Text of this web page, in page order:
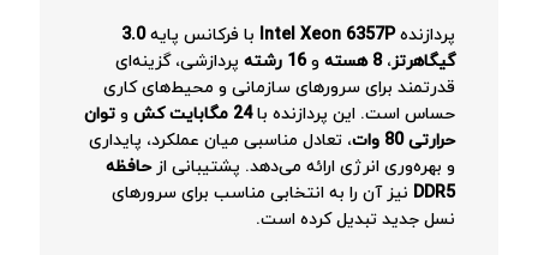
پردازندهIntel Xeon 6357P با فرکانس پایه3.0
گیگاهرتز،8 هسته و16 رشته
پردازشی، گزینه‌ای
قدرتمند برای سرورهای سازمانی و محیط‌های کاری
حساس است. این پردازنده با24 مگابایت کش و توان
حرارتی 80 وات
، تعادل مناسبی میان عملکرد، پایداری
و بهره‌وری انرژی ارائه می‌دهد. پشتیبانی ازحافظه
DDR5 نیز آن را به انتخابی مناسب برای سرورهای
نسل جدید تبدیل کرده است.